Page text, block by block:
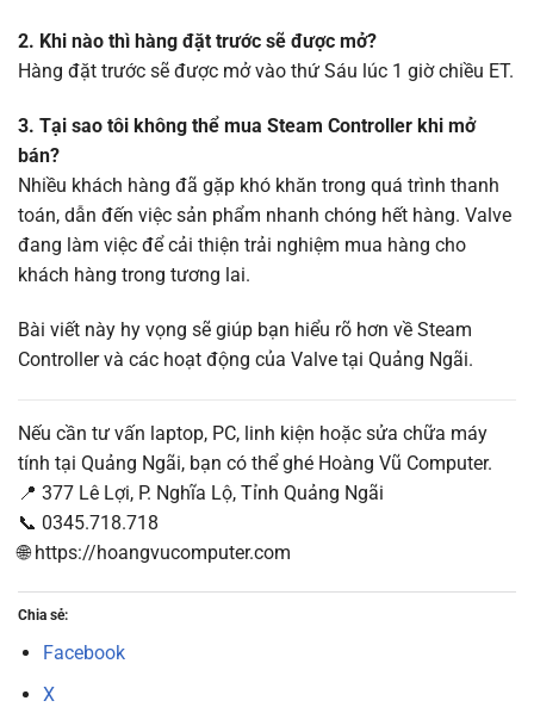
2. Khi nào thì hàng đặt trước sẽ được mở?
Hàng đặt trước sẽ được mở vào thứ Sáu lúc 1 giờ chiều ET.
3. Tại sao tôi không thể mua Steam Controller khi mở
bán?
Nhiều khách hàng đã gặp khó khăn trong quá trình thanh
toán, dẫn đến việc sản phẩm nhanh chóng hết hàng. Valve
đang làm việc để cải thiện trải nghiệm mua hàng cho
khách hàng trong tương lai.
Bài viết này hy vọng sẽ giúp bạn hiểu rõ hơn về Steam
Controller và các hoạt động của Valve tại Quảng Ngãi.
Nếu cần tư vấn laptop, PC, linh kiện hoặc sửa chữa máy
tính tại Quảng Ngãi, bạn có thể ghé Hoàng Vũ Computer.
📍 377 Lê Lợi, P. Nghĩa Lộ, Tỉnh Quảng Ngãi
📞 0345.718.718
🌐 https://hoangvucomputer.com
Chia sẻ:
Facebook
X